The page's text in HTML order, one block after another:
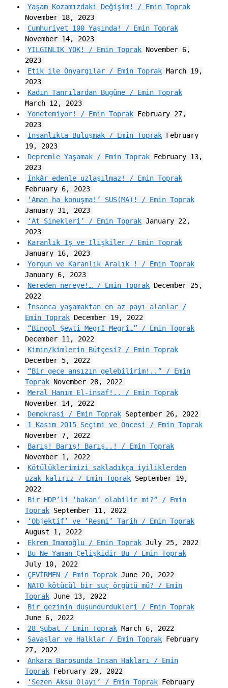
Yaşam Kozamızdaki Değişim! / Emin Toprak
November 18, 2023
Cumhuriyet 100 Yaşında! / Emin Toprak
November 14, 2023
YILGINLIK YOK! / Emin Toprak November 6,
2023
Etik ile Önyargılar / Emin Toprak March 19,
2023
Kadın Tanrılardan Bugüne / Emin Toprak
March 12, 2023
Yönetemiyor! / Emin Toprak February 27,
2023
İnsanlıkta Buluşmak / Emin Toprak February
19, 2023
Depremle Yaşamak / Emin Toprak February 13,
2023
İnkâr edenle uzlaşılmaz! / Emin Toprak
February 6, 2023
‘Aman ha konuşma!’ SUS(MA)! / Emin Toprak
January 31, 2023
‘At Sinekleri’ / Emin Toprak January 22,
2023
Karanlık İş ve İlişkiler / Emin Toprak
January 16, 2023
Yorgun ve Karanlık Aralık ! / Emin Toprak
January 6, 2023
Nereden nereye!… / Emin Toprak December 25,
2022
İnsanca yaşamaktan en az payı alanlar /
Emin ToprakDecember 19, 2022
“Bingol Şewti Megrî-Megrî…” / Emin Toprak
December 11, 2022
Kimin/kimlerin Bütçesi? / Emin Toprak
December 5, 2022
“Bir gece ansızın gelebilirim!..” / Emin
ToprakNovember 28, 2022
Meral Hanım El-insaf!.. / Emin Toprak
November 14, 2022
Demokrasi / Emin Toprak September 26, 2022
1 Kasım 2015 Seçimi ve Öncesi / Emin Toprak
November 7, 2022
Barış! Barış! Barış..! / Emin Toprak
November 1, 2022
Kötülüklerimizi sakladıkça iyiliklerden
uzak kalırız / Emin ToprakSeptember 19,
2022
Bir HDP’li ‘bakan’ olabilir mi?” / Emin
ToprakSeptember 11, 2022
‘Objektif’ ve ‘Resmi’ Tarih / Emin Toprak
August 1, 2022
Ekrem İmamoğlu / Emin Toprak July 25, 2022
Bu Ne Yaman Çelişkidir Bu / Emin Toprak
July 10, 2022
ÇEVİRMEN / Emin Toprak June 20, 2022
NATO kötücül bir suç örgütü mü? / Emin
ToprakJune 13, 2022
Bir gezinin düşündürdükleri / Emin Toprak
June 6, 2022
28 Şubat / Emin Toprak March 6, 2022
Savaşlar ve Halklar / Emin Toprak February
27, 2022
Ankara Barosunda İnsan Hakları / Emin
ToprakFebruary 20, 2022
‘Sezen Aksu Olayı’ / Emin Toprak February